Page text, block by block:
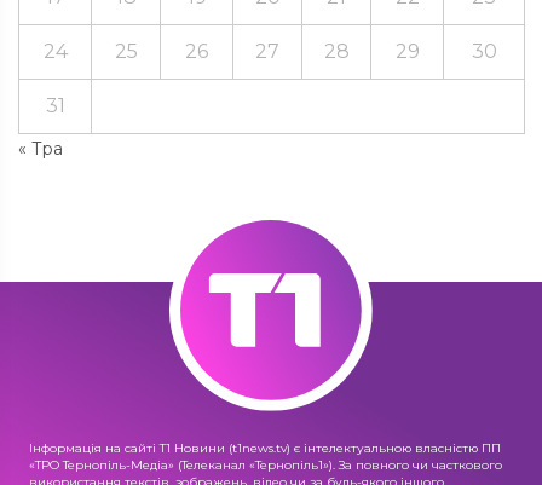
« Тра
24 25 26 27 28 29 30
31
Інформація на сайті Т1 Новини (t1news.tv) є інтелектуальною власністю ПП
«ТРО Тернопіль-Медіа» (Телеканал «Тернопіль1»). За повного чи часткового